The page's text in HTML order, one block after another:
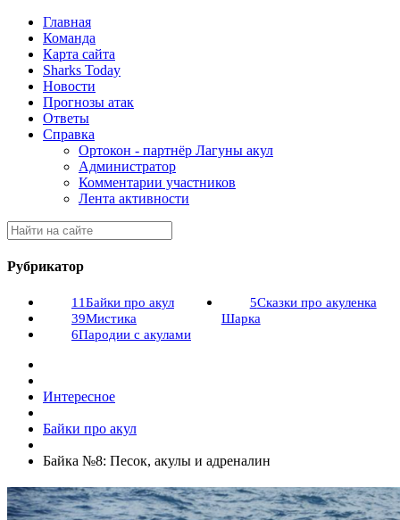
Главная
Команда
Карта сайта
Sharks Today
Новости
Прогнозы атак
Ответы
Справка
Ортокон - партнёр Лагуны акул
Администратор
Комментарии участников
Лента активности
Рубрикатор
11Байки про акул
39Мистика
6Пародии с акулами
5Сказки про акуленка
Шарка
Интересное
Байки про акул
Байка №8: Песок, акулы и адреналин